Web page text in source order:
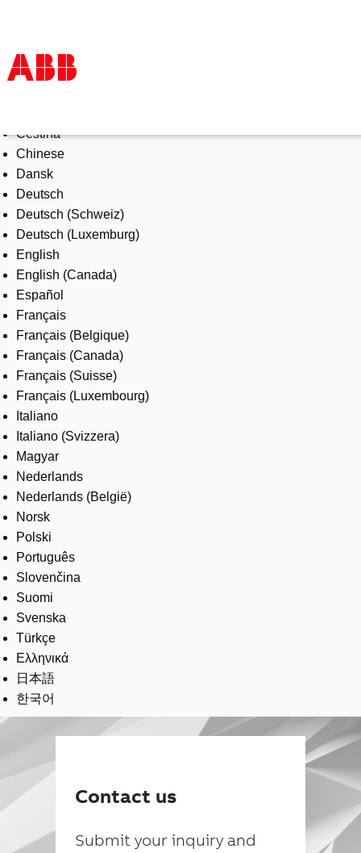
Products & Solutions
Industries
Services
About us
Where to buy
Contact us
Careers
Čeština
Chinese
Dansk
Deutsch
Deutsch (Schweiz)
Deutsch (Luxemburg)
English
English (Canada)
Español
Français
Français (Belgique)
Français (Canada)
Français (Suisse)
Français (Luxembourg)
Italiano
Italiano (Svizzera)
Magyar
Nederlands
Nederlands (België)
Norsk
Polski
Português
Slovenčina
Suomi
Svenska
Türkçe
Ελληνικά
日本語
한국어
Contact us
Submit your inquiry and